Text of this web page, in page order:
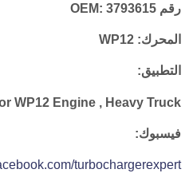
رقم OEM: 3793615
المحرك:
التطبيق:
WP12 Engine , Heavy Truck
فيسبوك:
turbochargerexpert/